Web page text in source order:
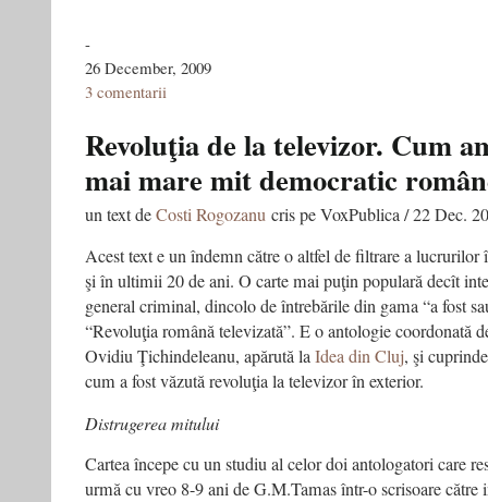
-
26 December, 2009
3 comentarii
Revoluţia de la televizor. Cum
mai mare mit democratic
un text deCosti Rogozanu cris pe VoxPublica / 22 Dec.
Acest text e un îndemn către o altfel de filtrare a
şi în ultimii 20 de ani. O carte mai puţin populară decît
general criminal, dincolo de întrebările din gama “a fost
“Revoluţia română televizată”. E o antologie coordonată
Ovidiu Ţichindeleanu, apărută laIdea din Cluj, şi
cum a fost văzută revoluţia la televizor în exterior.
Distrugerea mitului
Cartea începe cu un studiu al celor doi antologatori care
urmă cu vreo 8-9 ani de G.M.Tamas într-o scrisoare